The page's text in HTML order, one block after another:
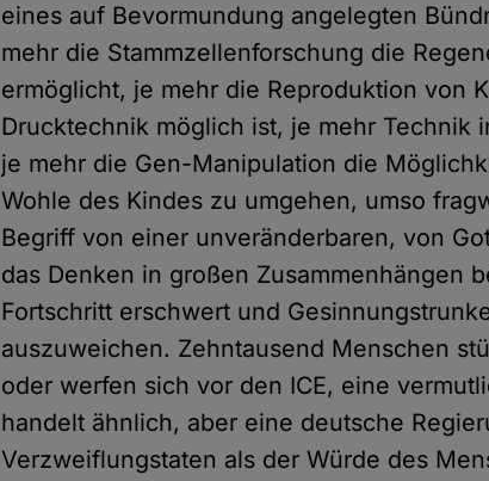
eines auf Bevormundung angelegten
mehr die Stammzellenforschung die
ermöglicht, je mehr die Reproduktion von
Drucktechnik möglich ist, je mehr Technik
je mehr die Gen-Manipulation die
Wohle des Kindes zu umgehen, umso
Begriff von einer unveränderbaren, von
das Denken in großen Zusammenhängen
Fortschritt erschwert und
auszuweichen. Zehntausend Menschen
oder werfen sich vor den ICE, eine
handelt ähnlich, aber eine deutsche
Verzweiflungstaten als der Würde des